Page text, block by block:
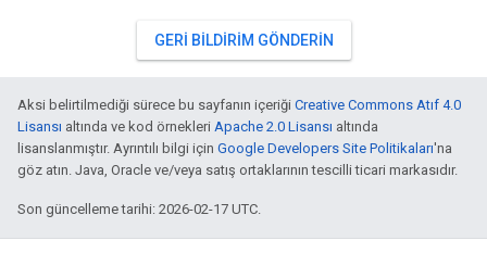
GERI BILDIRIM GÖNDERIN
Aksi belirtilmediği sürece bu sayfanın içeriği Creative Commons Atıf 4.0
Lisansı altında ve kod örnekleri Apache 2.0 Lisansı altında
lisanslanmıştır. Ayrıntılı bilgi için Google Developers Site Politikaları'na
göz atın. Java, Oracle ve/veya satış ortaklarının tescilli ticari markasıdır.
Son güncelleme tarihi: 2026-02-17 UTC.